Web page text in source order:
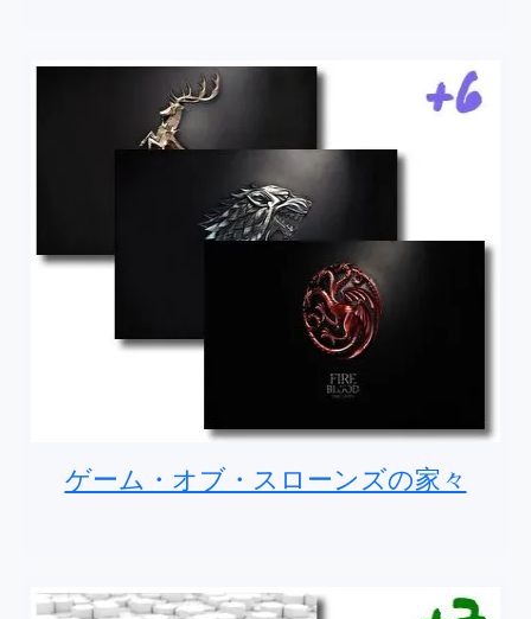
ゲーム・オブ・スローンズの家々